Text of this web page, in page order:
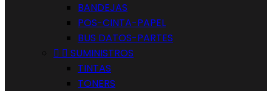
BANDEJAS
POS-CINTA-PAPEL
BUS DATOS-PARTES
  SUMINISTROS
TINTAS
TONERS